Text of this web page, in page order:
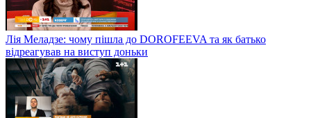
Лія Меладзе: чому пішла до DOROFEEVA та як батько
відреагував на виступ доньки